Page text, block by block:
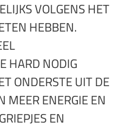
VOLGENS HET
HEBBEN.
HARD NODIG
ONDERSTE UIT DE
MEER ENERGIE EN
EN